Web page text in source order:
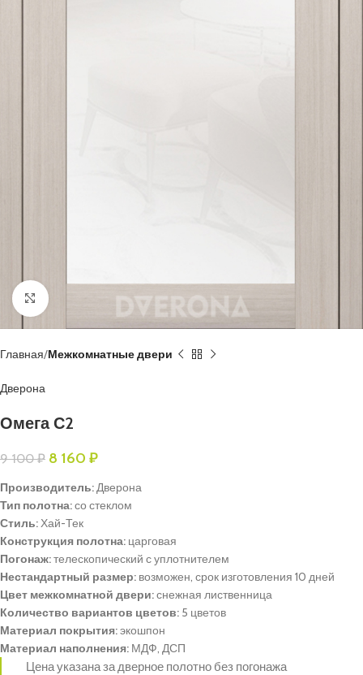
Нажмите, чтобы увеличить
Главная Межкомнатные двери
Дверона
Омега С2
9 100₽ 8 160 ₽
Производитель:Дверона
Тип полотна:со стеклом
Стиль:Хай-Тек
Конструкция полотна: царговая
Погонаж:телескопический с уплотнителем
Нестандартный размер: возможен, срок изготовления 10 дней
Цвет межкомнатной двери:снежная лиственница
Количество вариантов цветов: 5 цветов
Материал покрытия:экошпон
Материал наполнения: МДФ, ДСП
Цена указана за дверное полотно без погонажа